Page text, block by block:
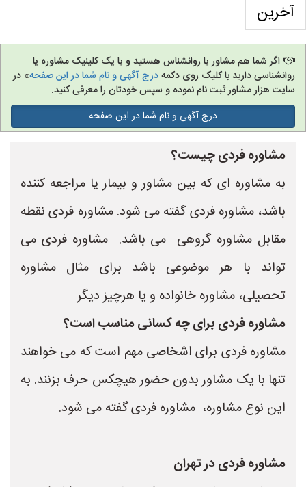
آخرین
اگر شما هم مشاور یا روانشناس هستید و یا یک کلینیک مشاوره یا
روانشناسی دارید با کلیک روی دکمهدرج آگهی و نام شما در این صفحه» در
سایت هزار مشاور ثبت نام نموده و سپس خودتان را معرفی کنید.
درج آگهی و نام شما در این صفحه
مشاوره فردی چیست؟
به مشاوره ای که بین مشاور و بیمار یا مراجعه کننده
باشد، مشاوره فردی گفته می شود. مشاوره فردی نقطه
مقابل مشاوره گروهی می باشد. مشاوره فردی می
تواند با هر موضوعی باشد برای مثال مشاوره
تحصیلی، مشاوره خانواده و یا هرچیز دیگر
مشاوره فردی برای چه کسانی مناسب است؟
مشاوره فردی برای اشخاصی مهم است که می خواهند
تنها با یک مشاور بدون حضور هیچکس حرف بزنند. به
این نوع مشاوره، مشاوره فردی گفته می شود.
مشاوره فردی در تهران